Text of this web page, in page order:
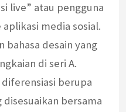
live” atau pengguna
media sosial.
bahasa desain yang
di seri A.
berupa
bersama